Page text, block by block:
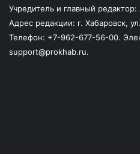
Учредитель и главный
Адрес редакции: г. Хабаровск,
Телефон: +7-962-677-56-00.
support@prokhab.ru.